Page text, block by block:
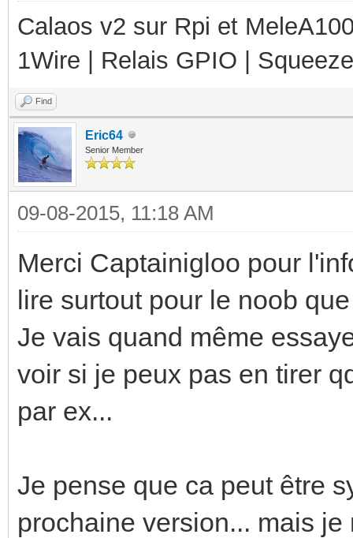
}
}
}
Calaos v2 sur Rpi et
1Wire | Relais GPIO |
Find
Eric64
Senior Member
09-08-2015, 11:18 AM
Merci Captainigloo pour
lire surtout pour le noob
Je vais quand même
voir si je peux pas en tirer
par ex...
Je pense que ca peut être
prochaine version... mais